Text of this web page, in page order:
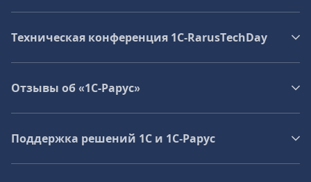
Техническая конференция 1C‑RarusTechDay
Отзывы об «1С-Рарус»
Поддержка решений 1С и 1С‑Рарус